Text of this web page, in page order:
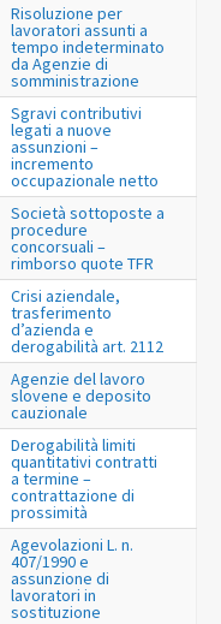
Risoluzione per
lavoratori assunti a
tempo indeterminato
da Agenzie di
somministrazione
Sgravi contributivi
legati a nuove
assunzioni –
incremento
occupazionale netto
Società sottoposte a
procedure
concorsuali –
rimborso quote TFR
Crisi aziendale,
trasferimento
d’azienda e
derogabilità art. 2112
Agenzie del lavoro
slovene e deposito
cauzionale
Derogabilità limiti
quantitativi contratti
a termine –
contrattazione di
prossimità
Agevolazioni L. n.
407/1990 e
assunzione di
lavoratori in
sostituzione